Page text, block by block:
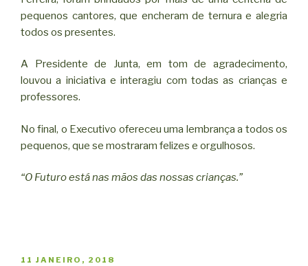
pequenos cantores, que encheram de ternura e alegria
todos os presentes.
A Presidente de Junta, em tom de agradecimento,
louvou a iniciativa e interagiu com todas as crianças e
professores.
No final, o Executivo ofereceu uma lembrança a todos os
pequenos, que se mostraram felizes e orgulhosos.
“O Futuro está nas mãos das nossas crianças.”
PUBLICADO
11 JANEIRO, 2018